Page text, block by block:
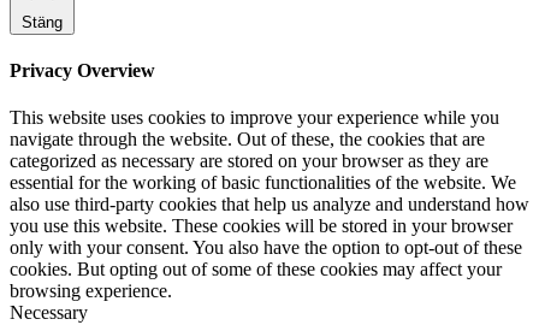
Stäng
Privacy Overview
This website uses cookies to improve your experience while you
navigate through the website. Out of these, the cookies that are
categorized as necessary are stored on your browser as they are
essential for the working of basic functionalities of the website. We
also use third-party cookies that help us analyze and understand how
you use this website. These cookies will be stored in your browser
only with your consent. You also have the option to opt-out of these
cookies. But opting out of some of these cookies may affect your
browsing experience.
Necessary